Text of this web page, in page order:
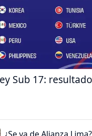
Sub 17: